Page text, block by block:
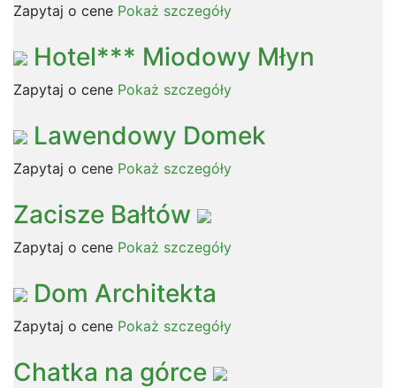
Zapytaj o cene Pokaż szczegóły
Hotel*** Miodowy Młyn
Zapytaj o cene Pokaż szczegóły
Lawendowy Domek
Zapytaj o cene Pokaż szczegóły
Zacisze Bałtów
Zapytaj o cene Pokaż szczegóły
Dom Architekta
Zapytaj o cene Pokaż szczegóły
Chatka na górce